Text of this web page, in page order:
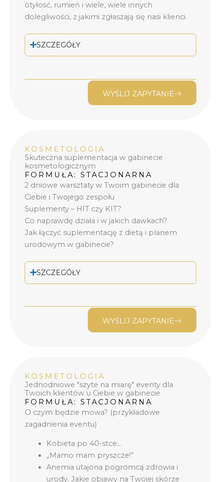
otyłość, rumień i wiele, wiele innych
dolegliwości, z jakimi zgłaszają się nasi klienci.
SZCZEGÓŁY
WYŚLIJ ZAPYTANIE
KOSMETOLOGIA
Skuteczna suplementacja w gabinecie
kosmetologicznym
FORMUŁA: STACJONARNA
2 dniowe warsztaty w Twoim gabinecie dla
Ciebie i Twojego zespołu
Suplementy – HIT czy KIT?
Co naprawdę działa i w jakich dawkach?
Jak łączyć suplementację z dietą i planem
urodowym w gabinecie?
SZCZEGÓŁY
WYŚLIJ ZAPYTANIE
KOSMETOLOGIA
Jednodniowe "szyte na miarę" eventy dla
Twoich klientów u Ciebie w gabinecie
FORMUŁA: STACJONARNA
O czym będzie mowa? (przykładowe
zagadnienia eventu)
Kobieta po 40-stce…
„Mamo mam pryszcze!”
Anemia utajona pogromcą zdrowia i
urody. Jakie objawy na Twojej skórze